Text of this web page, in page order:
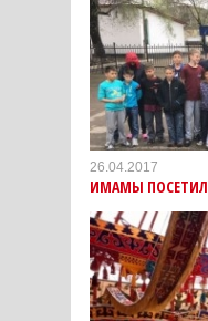
26.04.2017
ИМАМЫ